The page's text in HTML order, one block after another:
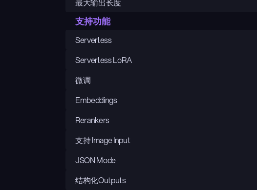
支持功能
Serverless
Serverless LoRA
微调
Embeddings
Rerankers
支持 Image Input
JSON Mode
结构化Outputs